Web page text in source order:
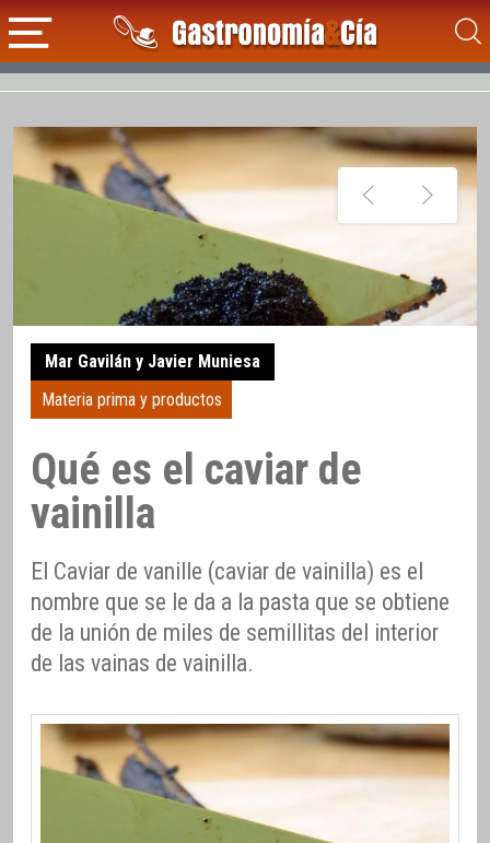
Mar Gavilán y Javier Muniesa
Materia prima y productos
Qué es el caviar de
vainilla
El Caviar de vanille (caviar de vainilla) es el
nombre que se le da a la pasta que se obtiene
de la unión de miles de semillitas del interior
de las vainas de vainilla.